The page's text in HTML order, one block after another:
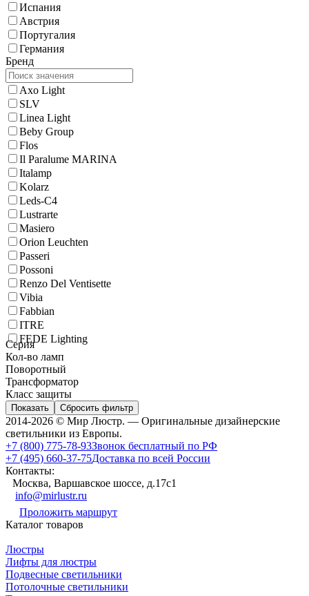
Испания
Австрия
Португалия
Германия
Бренд
Axo Light
SLV
Linea Light
Beby Group
Flos
Il Paralume MARINA
Italamp
Kolarz
Leds-C4
Lustrarte
Masiero
Orion Leuchten
Passeri
Possoni
Renzo Del Ventisette
Vibia
Fabbian
ITRE
FEDE Lighting
Серия
Кол-во ламп
Поворотный
Трансформатор
Класс защиты
Показать Сбросить фильтр
2014-2026 © Мир Люстр. — Оригинальные дизайнерские
светильники из Европы.
+7 (800) 775-78-93Звонок бесплатный по РФ
+7 (495) 660-37-75Доставка по всей России
Контакты:
Москва, Варшавское шоссе, д.17c1
info@mirlustr.ru
Проложить маршрут
Каталог товаров
Люстры
Лифты для люстры
Подвесные светильники
Потолочные светильники